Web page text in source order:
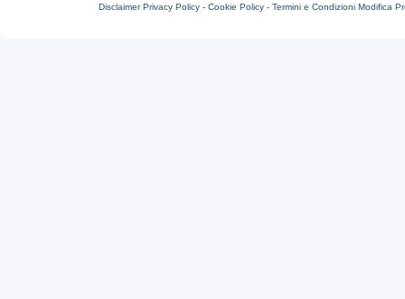
Disclaimer Privacy Policy - Cookie Policy - Termini e Condizioni Modifica